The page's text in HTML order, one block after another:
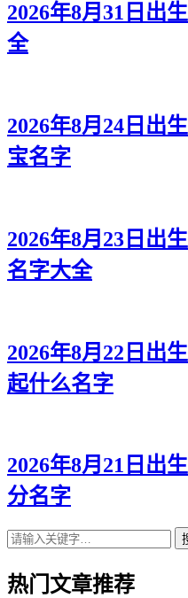
2026年8月31日出
全
2026年8月24日出
宝名字
2026年8月23日出
名字大全
2026年8月22日出
起什么名字
2026年8月21日出
分名字
热门文章推荐